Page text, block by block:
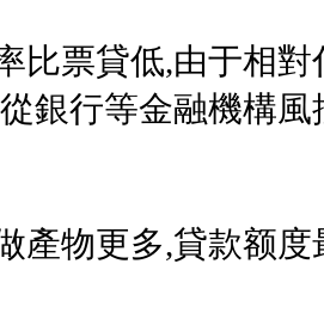
比票貸低,由于相
銀行等金融機構
產物更多,貸款额